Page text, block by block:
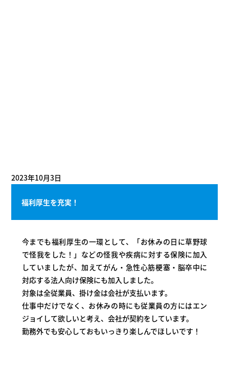
2023年10月3日
福利厚生を充実！
今までも福利厚生の一環として、「お休みの日に草野球
で怪我をした！」などの怪我や疾病に対する保険に加入
していましたが、加えてがん・急性心筋梗塞・脳卒中に
対応する法人向け保険にも加入しました。
対象は全従業員、掛け金は会社が支払います。
仕事中だけでなく、お休みの時にも従業員の方にはエン
ジョイして欲しいと考え、会社が契約をしています。
勤務外でも安心しておもいっきり楽しんでほしいです！